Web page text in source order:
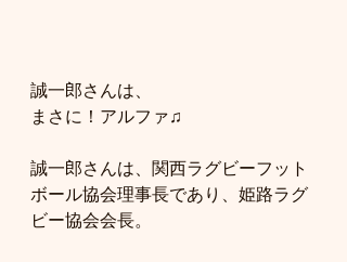
誠一郎さんは、
まさに！アルファ♫
誠一郎さんは、関西ラグビーフット
ボール協会理事長であり、姫路ラグ
ビー協会会長。